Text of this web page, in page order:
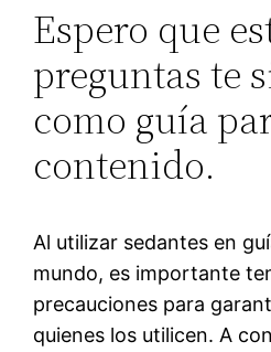
Espero que
preguntas te
como guía
contenido.
Al utilizar sedantes en
mundo, es importante
precauciones para
quienes los utilicen. A